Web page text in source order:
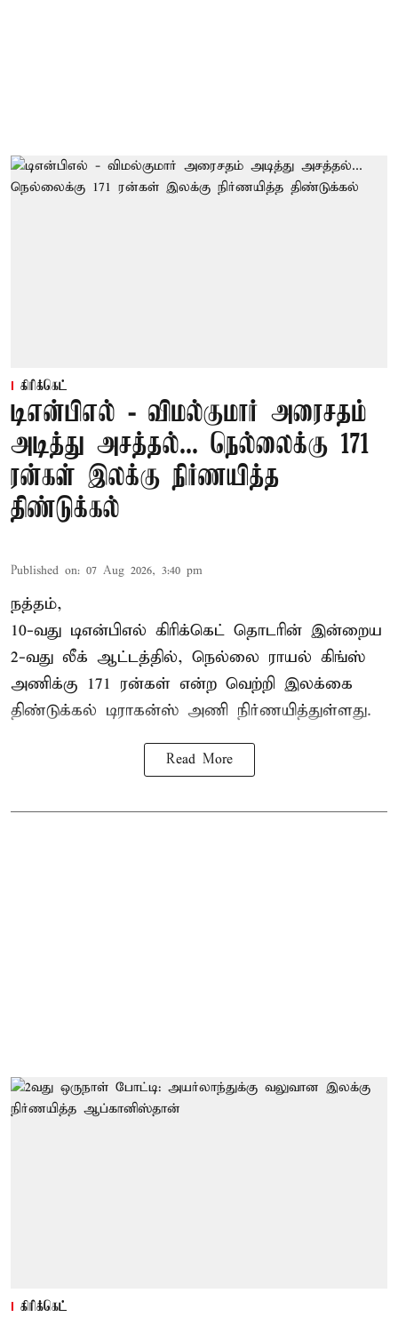
கிரிக்கெட்
டிஎன்பிஎல் - விமல்குமார் அரைசதம்
அடித்து அசத்தல்... நெல்லைக்கு 171
ரன்கள் இலக்கு நிர்ணயித்த
திண்டுக்கல்
Published on: 07 Aug 2026, 3:40 pm
நத்தம்,
10-வது டிஎன்பிஎல் கிரிக்கெட் தொடரின் இன்றைய
2-வது லீக் ஆட்டத்தில், நெல்லை ராயல் கிங்ஸ்
அணிக்கு 171 ரன்கள் என்ற வெற்றி இலக்கை
திண்டுக்கல் டிராகன்ஸ் அணி நிர்ணயித்துள்ளது.
Read More
கிரிக்கெட்